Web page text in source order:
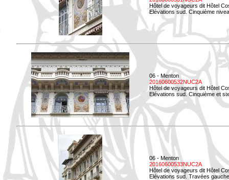
Hôtel de voyageurs dit Hôtel
Elévations sud. Cinquième
06 - Menton
20160600532NUC2A
Hôtel de voyageurs dit Hôtel
Elévations sud. Cinquième et
06 - Menton
20160600533NUC2A
Hôtel de voyageurs dit Hôtel
Elévations sud. Travées